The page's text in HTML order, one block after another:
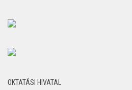
OKTATÁSI HIVATAL